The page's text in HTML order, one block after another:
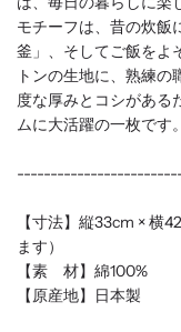
モチーフは、昔の炊飯
釜」、そしてご飯をよ
トンの生地に、熟練
度な厚みとコシがある
ムに大活躍の一枚
【寸法】縦33cm × 横
ます）
【素 材】綿100%
【原産地】日本製